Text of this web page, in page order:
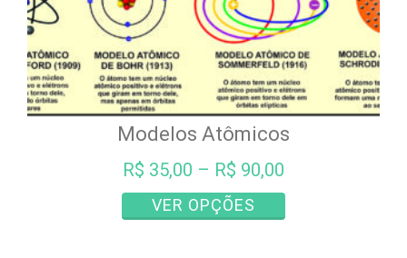
Modelos Atômicos
R$ 35,00 – R$ 90,00
VER OPÇÕES
produto